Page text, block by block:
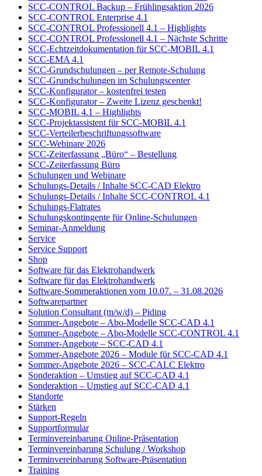
SCC-CONTROL Backup – Frühlingsaktion 2026
SCC-CONTROL Enterprise 4.1
SCC-CONTROL Professionell 4.1 – Highlights
SCC-CONTROL Professionell 4.1 – Nächste Schritte
SCC-Echtzeitdokumentation für SCC-MOBIL 4.1
SCC-EMA 4.1
SCC-Grundschulungen – per Remote-Schulung
SCC-Grundschulungen im Schulungscenter
SCC-Konfigurator – kostenfrei testen
SCC-Konfigurator – Zweite Lizenz geschenkt!
SCC-MOBIL 4.1 – Highlights
SCC-Projektassistent für SCC-MOBIL 4.1
SCC-Verteilerbeschriftungssoftware
SCC-Webinare 2026
SCC-Zeiterfassung „Büro“ – Bestellung
SCC-Zeiterfassung Büro
Schulungen und Webinare
Schulungs-Details / Inhalte SCC-CAD Elektro
Schulungs-Details / Inhalte SCC-CONTROL 4.1
Schulungs-Flatrates
Schulungskontingente für Online-Schulungen
Seminar-Anmeldung
Service
Service Support
Shop
Software für das Elektrohandwerk
Software für das Elektrohandwerk
Software-Sommeraktionen vom 10.07. – 31.08.2026
Softwarepartner
Solution Consultant (m/w/d) – Piding
Sommer-Angebote – Abo-Modelle SCC-CAD 4.1
Sommer-Angebote – Abo-Modelle SCC-CONTROL 4.1
Sommer-Angebote – SCC-CAD 4.1
Sommer-Angebote 2026 – Module für SCC-CAD 4.1
Sommer-Angebote 2026 – SCC-CALC Elektro
Sonderaktion – Umstieg auf SCC-CAD 4.1
Sonderaktion – Umstieg auf SCC-CAD 4.1
Standorte
Stärken
Support-Regeln
Supportformular
Terminvereinbarung Online-Präsentation
Terminvereinbarung Schulung / Workshop
Terminvereinbarung Software-Präsentation
Training